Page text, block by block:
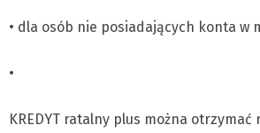
• dla osób nie posiadających konta w
•
KREDYT ratalny plus można otrzymać